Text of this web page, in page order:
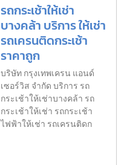
รถกระเช้าให้เช่า
บางคล้า บริการ ให้เช่า
รถเครนติดกระเช้า
ราคาถูก
บริษัท กรุงเทพเครน แอนด์
เซอร์วิส จำกัด บริการ รถ
กระเช้าให้เช่าบางคล้า รถ
กระเช้าให้เช่า รถกระเช้า
ไฟฟ้าให้เช่า รถเครนติดก